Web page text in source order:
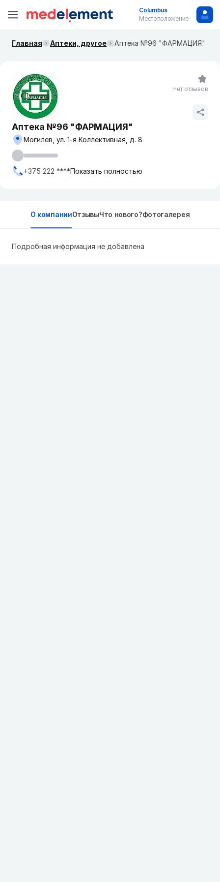
Columbus
Местоположение
Главная Аптеки, другое Аптека №96 "ФАРМАЦИЯ"
Аптека №96 "ФАРМАЦИЯ"
Могилев, ул. 1-я Коллективная, д. 8
+375 222 ****Показать полностью
Нет отзывов
О компанииОтзывыЧто нового?Фотогалерея
Подробная информация не добавлена